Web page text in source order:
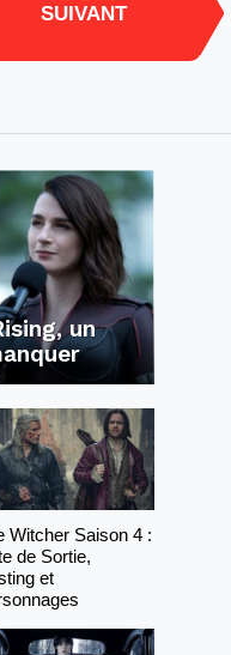
SUIVANT
un
Witcher Saison 4 :
de Sortie,
et